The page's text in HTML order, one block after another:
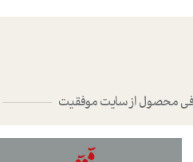
محصول از سایت موفقیت